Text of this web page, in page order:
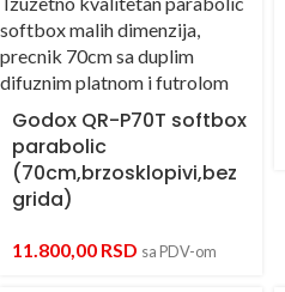
Godox QR-P70T softbox
parabolic
(70cm,brzosklopivi,bez
grida)
11.800,00 RSD sa PDV-om